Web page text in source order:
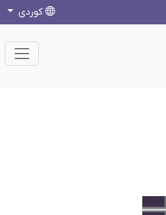
كوردی